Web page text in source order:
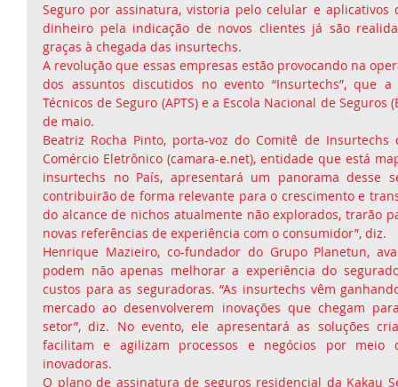
Seguro por assinatura, vistoria pelo celular e aplicativos
dinheiro pela indicação de novos clientes já são
graças à chegada das insurtechs.
A revolução que essas empresas estão provocando na
dos assuntos discutidos no evento “Insurtechs”, que a
Técnicos de Seguro (APTS) e a Escola Nacional de Seguros
de maio.
Beatriz Rocha Pinto, porta-voz do Comitê de Insurtechs
Comércio Eletrônico (camara-e.net), entidade que está
insurtechs no País, apresentará um panorama desse
contribuirão de forma relevante para o crescimento e
do alcance de nichos atualmente não explorados, trarão
novas referências de experiência com o consumidor”, diz.
Henrique Mazieiro, co-fundador do Grupo Planetun,
podem não apenas melhorar a experiência do
custos para as seguradoras. “As insurtechs vêm
mercado ao desenvolverem inovações que chegam
setor”, diz. No evento, ele apresentará as soluções
facilitam e agilizam processos e negócios por meio
inovadoras.
O plano de assinatura de seguros residencial da Kakau